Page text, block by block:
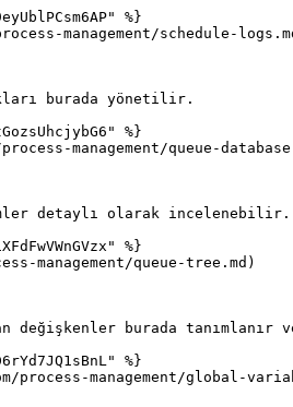
%}
management/schedule-
%}
management/queue-
%}
management/queue-tree.md)
%}
management/global-